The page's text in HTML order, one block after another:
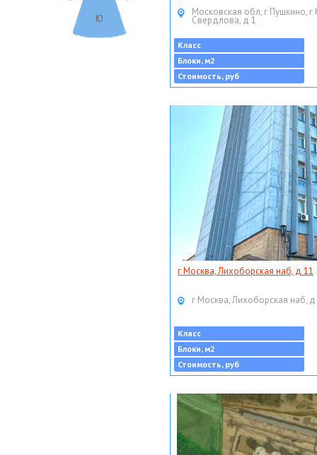
Ю
Московская обл, г Пушкино, г
Свердлова, д 1
Класс
Блоки, м2
Стоимость, руб
г Москва, Лихоборская наб, д 11
г Москва, Лихоборская наб,
Класс
Блоки, м2
Стоимость, руб